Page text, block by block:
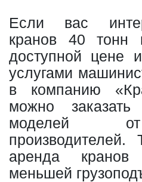
Если вас
кранов 40 тонн
доступной цене
услугами
в компанию
можно
моделей
производителей.
аренда
меньшей